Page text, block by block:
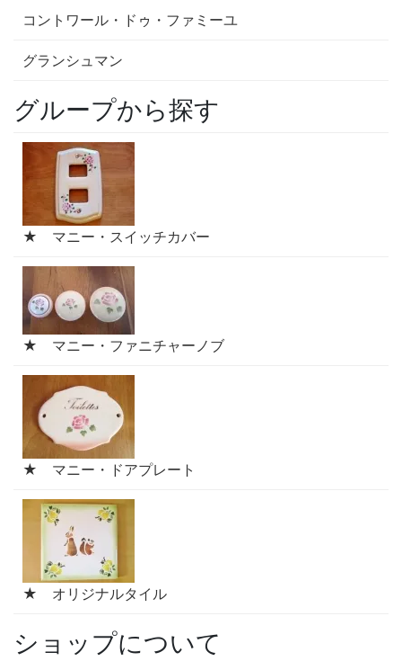
コントワール・ドゥ・ファミーユ
グランシュマン
グループから探す
★ マニー・スイッチカバー
★ マニー・ファニチャーノブ
★ マニー・ドアプレート
★ オリジナルタイル
ショップについて